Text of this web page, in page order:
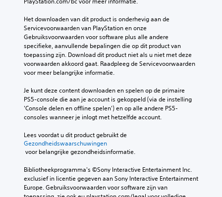
Het downloaden van dit product is onderhevig aan de
Servicevoorwaarden van PlayStation en onze
Gebruiksvoorwaarden voor software plus alle andere
specifieke, aanvullende bepalingen die op dit product van
toepassing zijn. Download dit product niet als u niet met deze
voorwaarden akkoord gaat. Raadpleeg de Servicevoorwaarden
voor meer belangrijke informatie.
Je kunt deze content downloaden en spelen op de primaire
PS5-console die aan je account is gekoppeld (via de instelling
'Console delen en offline spelen') en op alle andere PS5-
consoles wanneer je inlogt met hetzelfde account.
Lees voordat u dit product gebruikt de
Gezondheidswaarschuwingen
voor belangrijke gezondheidsinformatie.
Bibliotheekprogramma's ©Sony Interactive Entertainment Inc.
exclusief in licentie gegeven aan Sony Interactive Entertainment
Europe. Gebruiksvoorwaarden voor software zijn van